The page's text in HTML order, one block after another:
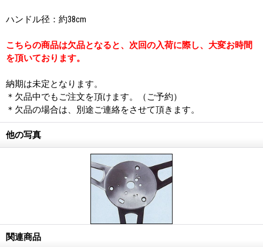
ハンドル径：約38cm
こちらの商品は欠品となると、次回の入荷に際し、大変お時間
を頂いております。
納期は未定となります。
＊欠品中でもご注文を頂けます。（ご予約）
＊欠品の場合は、別途ご連絡をさせて頂きます。
他の写真
関連商品